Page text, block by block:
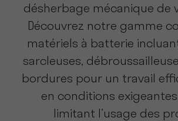
désherbage mécanique de
Découvrez notre gamme
matériels à batterie
sarcleuses,
bordures pour un travail
en conditions
limitant l’usage des